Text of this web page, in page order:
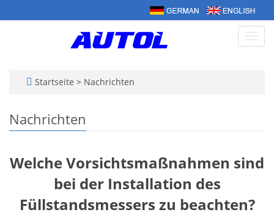
Startseite > Nachrichten
Nachrichten
Welche Vorsichtsmaßnahmen sind
bei der Installation des
Füllstandsmessers zu beachten?